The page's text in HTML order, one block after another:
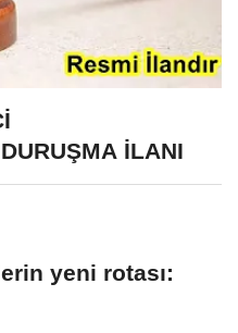
İLANI
yeni rotası: